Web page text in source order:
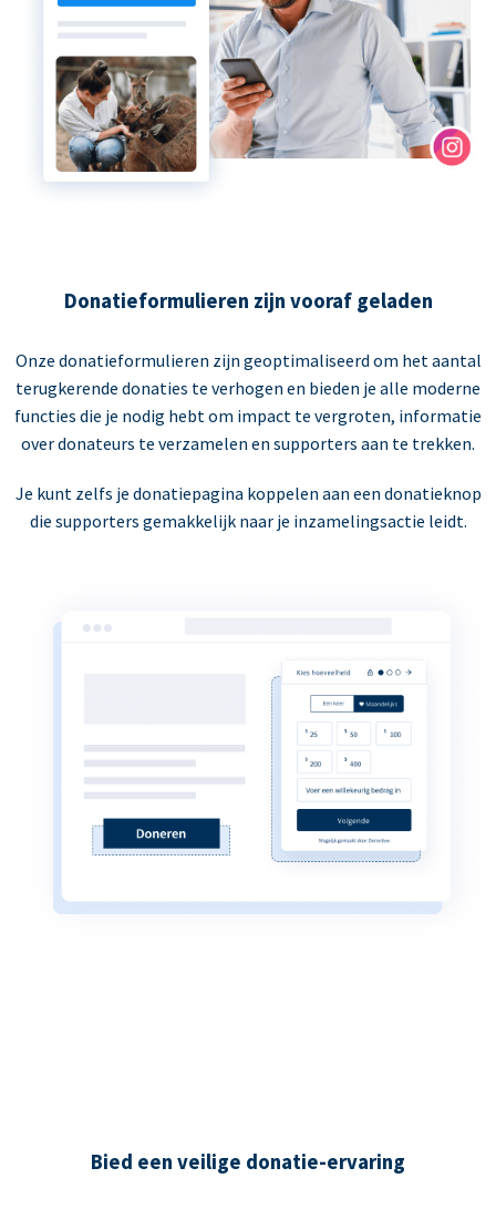
Donatieformulieren zijn vooraf geladen
Onze donatieformulieren zijn geoptimaliseerd om het aantal
terugkerende donaties te verhogen en bieden je alle moderne
functies die je nodig hebt om impact te vergroten, informatie
over donateurs te verzamelen en supporters aan te trekken.
Je kunt zelfs je donatiepagina koppelen aan een donatieknop
die supporters gemakkelijk naar je inzamelingsactie leidt.
Bied een veilige donatie-ervaring